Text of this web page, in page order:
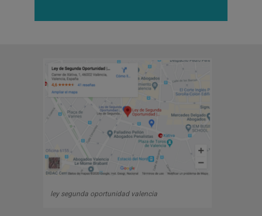
ley segunda oportunidad valencia